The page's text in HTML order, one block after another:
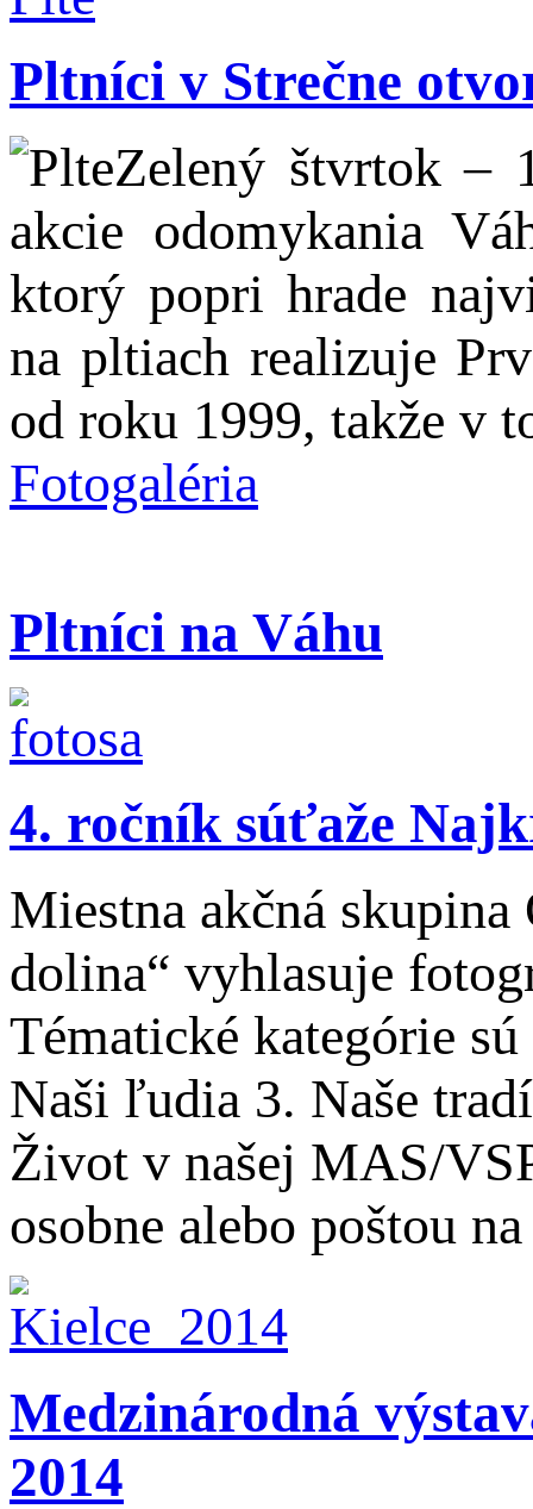
Pltníci v Strečne
Zelený štvrtok –
akcie odomykania
ktorý popri hrade
na pltiach realizuje
od roku 1999, takže v
Fotogaléria
Pltníci na Váhu
4. ročník súťaže
Miestna akčná
dolina“ vyhlasuje
Tématické kategórie
Naši ľudia 3. Naše
Život v našej MAS/
osobne alebo poštou
Medzinárodná
2014